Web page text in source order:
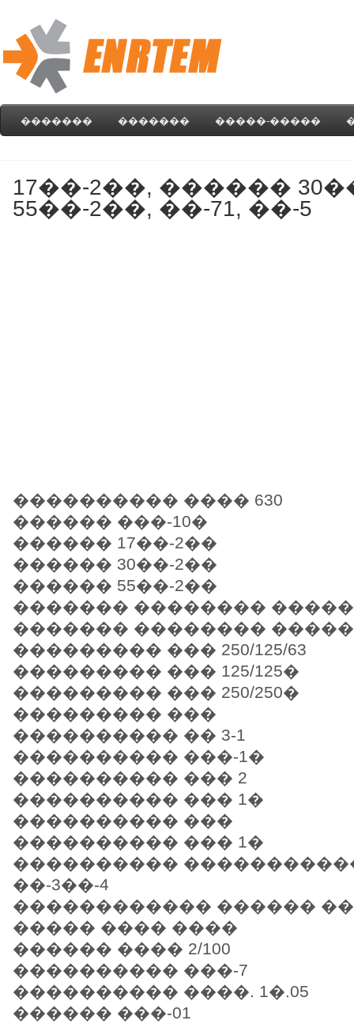
������� ������� �����-�����
17��-2��, ������
55��-2��, ��-71, ��-5
���������� ���� 630
������ ���-10�
������ 17��-2��
������ 30��-2��
������ 55��-2��
������� ��������
������� ��������
��������� ��� 250/125/63
��������� ��� 125/125�
��������� ��� 250/250�
��������� ���
���������� �� 3-1
���������� ���-1�
���������� ��� 2
���������� ��� 1�
���������� ���
���������� ��� 1�
����������
��-3��-4
������������ ������
����� ���� ����
������ ���� 2/100
���������� ���-7
���������� ����. 1�.05
������ ���-01